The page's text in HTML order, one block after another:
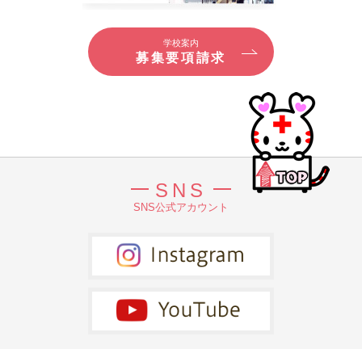
学校案内
募集要項請求
SNS
SNS公式アカウント